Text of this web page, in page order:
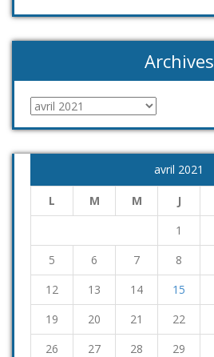
Archives
Archives
avril 2021
L M M J
1
5
6 7 8
12
13 14 15
19
20 21 22
26
27 28 29